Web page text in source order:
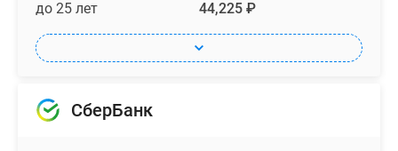
до 25 лет 44,225 ₽
СберБанк